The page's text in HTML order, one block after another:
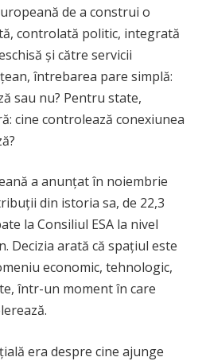
de a construi o
controlată politic, integrată
și către servicii
întrebarea pare simplă:
sau nu? Pentru state,
cine controlează conexiunea
a anunțat în noiembrie
din istoria sa, de 22,3
la Consiliul ESA la nivel
Decizia arată că spațiul este
economic, tehnologic,
într-un moment în care
era despre cine ajunge